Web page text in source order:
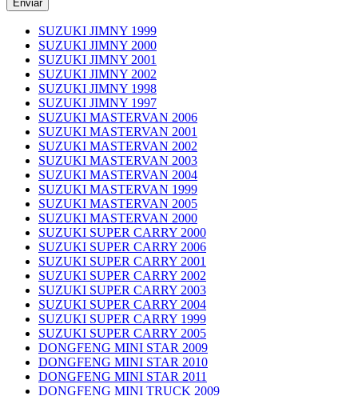
SUZUKI JIMNY 1999
SUZUKI JIMNY 2000
SUZUKI JIMNY 2001
SUZUKI JIMNY 2002
SUZUKI JIMNY 1998
SUZUKI JIMNY 1997
SUZUKI MASTERVAN 2006
SUZUKI MASTERVAN 2001
SUZUKI MASTERVAN 2002
SUZUKI MASTERVAN 2003
SUZUKI MASTERVAN 2004
SUZUKI MASTERVAN 1999
SUZUKI MASTERVAN 2005
SUZUKI MASTERVAN 2000
SUZUKI SUPER CARRY 2000
SUZUKI SUPER CARRY 2006
SUZUKI SUPER CARRY 2001
SUZUKI SUPER CARRY 2002
SUZUKI SUPER CARRY 2003
SUZUKI SUPER CARRY 2004
SUZUKI SUPER CARRY 1999
SUZUKI SUPER CARRY 2005
DONGFENG MINI STAR 2009
DONGFENG MINI STAR 2010
DONGFENG MINI STAR 2011
DONGFENG MINI TRUCK 2009